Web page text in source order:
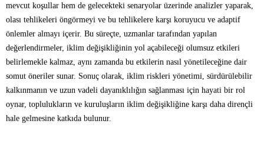
mevcut koşullar hem de gelecekteki senaryolar üzerinde analizler yaparak,
olası tehlikeleri öngörmeyi ve bu tehlikelere karşı koruyucu ve adaptif
önlemler almayı içerir. Bu süreçte, uzmanlar tarafından yapılan
değerlendirmeler, iklim değişikliğinin yol açabileceği olumsuz etkileri
belirlemekle kalmaz, aynı zamanda bu etkilerin nasıl yönetileceğine dair
somut öneriler sunar. Sonuç olarak, iklim riskleri yönetimi, sürdürülebilir
kalkınmanın ve uzun vadeli dayanıklılığın sağlanması için hayati bir rol
oynar, toplulukların ve kuruluşların iklim değişikliğine karşı daha dirençli
hale gelmesine katkıda bulunur.